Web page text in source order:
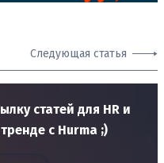
Следующая статья
статей для HR и
с Hurma ;)